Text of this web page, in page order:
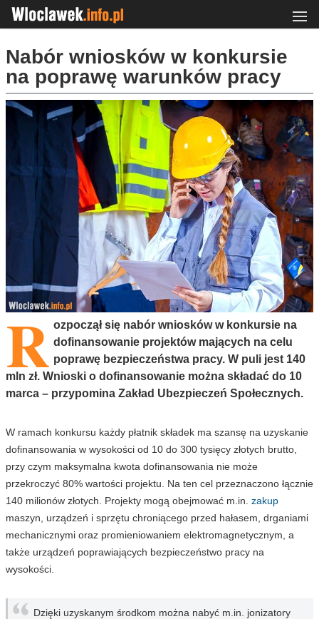
Nabór wniosków w konkursie
na poprawę warunków pracy
R ozpoczął się nabór wniosków w konkursie na
dofinansowanie projektów mających na celu
poprawę bezpieczeństwa pracy. W puli jest 140
mln zł. Wnioski o dofinansowanie można składać do 10
marca – przypomina Zakład Ubezpieczeń Społecznych.
W ramach konkursu każdy płatnik składek ma szansę na uzyskanie
dofinansowania w wysokości od 10 do 300 tysięcy złotych brutto,
przy czym maksymalna kwota dofinansowania nie może
przekroczyć 80% wartości projektu. Na ten cel przeznaczono łącznie
140 milionów złotych. Projekty mogą obejmować m.in. zakup
maszyn, urządzeń i sprzętu chroniącego przed hałasem, drganiami
mechanicznymi oraz promieniowaniem elektromagnetycznym, a
także urządzeń poprawiających bezpieczeństwo pracy na
wysokości.
Dzięki uzyskanym środkom można nabyć m.in. jonizatory